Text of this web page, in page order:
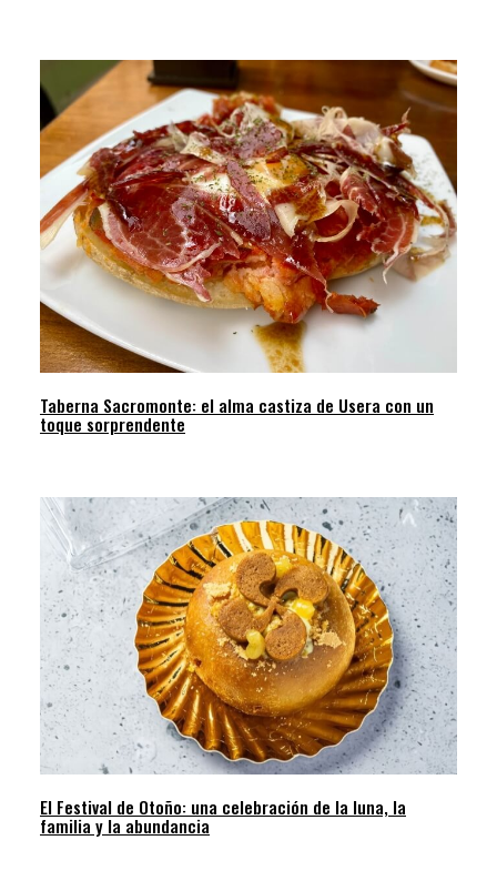
Taberna Sacromonte: el alma castiza de Usera con un
toque sorprendente
El Festival de Otoño: una celebración de la luna, la
familia y la abundancia